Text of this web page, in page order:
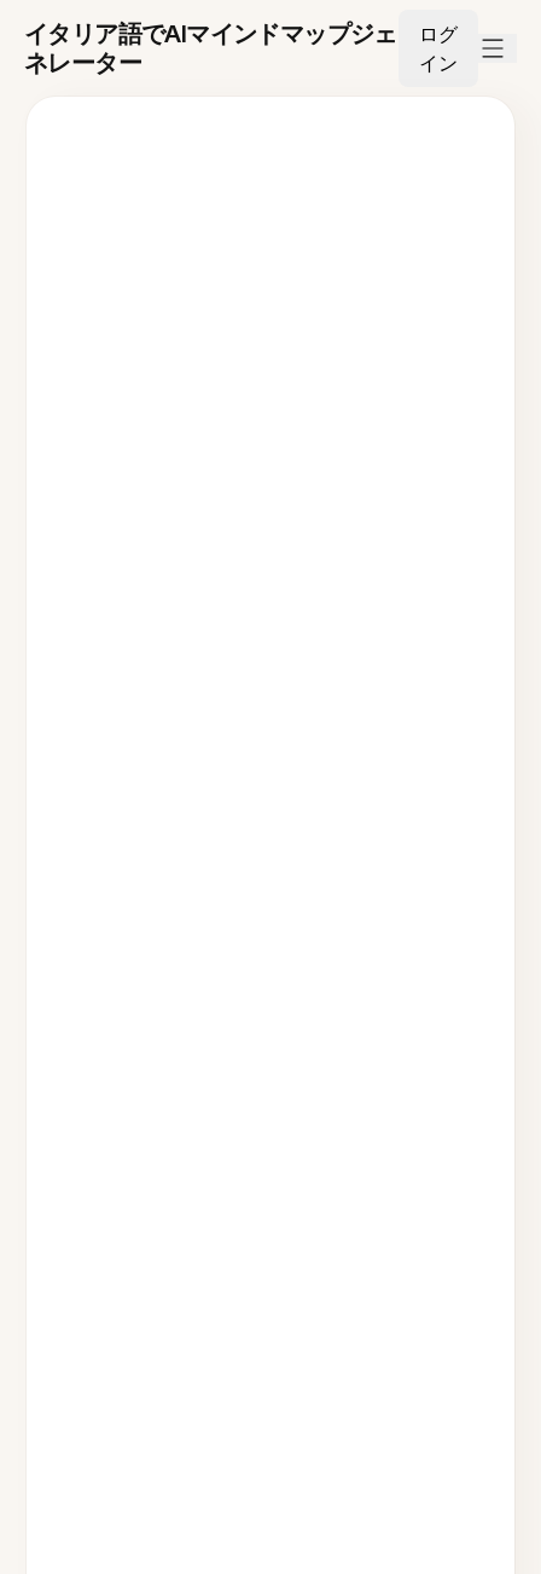
イタリア語でAIマインドマップジェ
ネレーター
ログ
イン